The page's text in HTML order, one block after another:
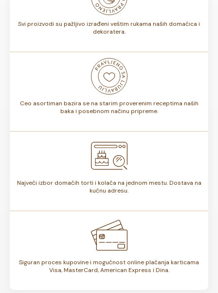
Svi proizvodi su pažljivo izrađeni veštim rukama naših domaćica i
dekoratera.
Ceo asortiman bazira se na starim proverenim receptima naših
baka i posebnom načinu pripreme.
Najveći izbor domaćih torti i kolača na jednom mestu. Dostava na
kućnu adresu.
Siguran proces kupovine i mogućnost online plaćanja karticama
Visa, MasterCard, American Express i Dina.